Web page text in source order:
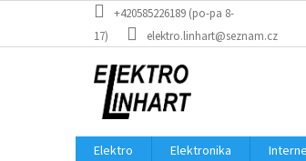
obsah
+420585226189 (po-pa 8-
17)
elektro.linhart@seznam.cz
Elektro Elektronika